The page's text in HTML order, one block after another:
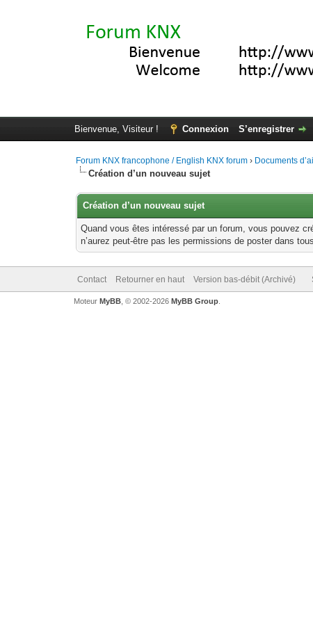
Bienvenue, Visiteur ! Connexion S’enregistrer
Forum KNX francophone / English KNX forum › Documents
Création d’un nouveau sujet
Création d’un nouveau sujet
Quand vous êtes intéressé par un forum, vous pouvez
n’aurez peut-être pas les permissions de poster dans
Contact Retourner en haut Version bas-débit (Archivé)
Moteur MyBB, © 2002-2026 MyBB Group.